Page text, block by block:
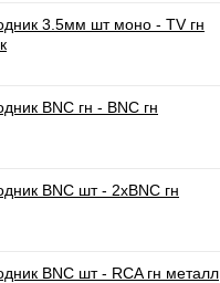
3.5мм шт моно - TV гн
BNC гн - BNC гн
BNC шт - 2хBNC гн
BNC шт - RCA гн металл